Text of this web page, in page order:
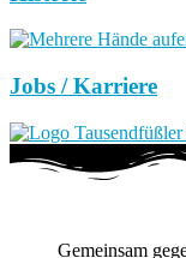
Jobs / Karriere
Gemeinsam